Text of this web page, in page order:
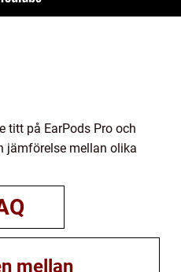
titt på EarPods Pro och
jämförelse mellan olika
mellan